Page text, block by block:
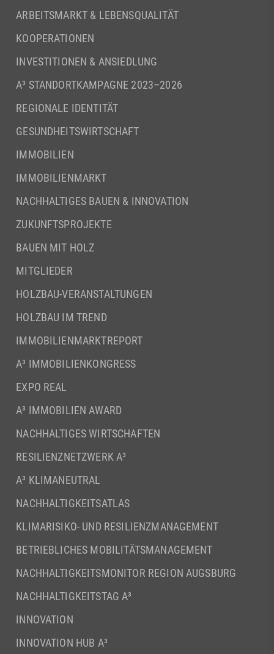
ARBEITSMARKT & LEBENSQUALITÄT
KOOPERATIONEN
INVESTITIONEN & ANSIEDLUNG
A³ STANDORTKAMPAGNE 2023–2026
REGIONALE IDENTITÄT
GESUNDHEITSWIRTSCHAFT
IMMOBILIEN
IMMOBILIENMARKT
NACHHALTIGES BAUEN & INNOVATION
ZUKUNFTSPROJEKTE
BAUEN MIT HOLZ
MITGLIEDER
HOLZBAU-VERANSTALTUNGEN
HOLZBAU IM TREND
IMMOBILIENMARKTREPORT
A³ IMMOBILIENKONGRESS
EXPO REAL
A³ IMMOBILIEN AWARD
NACHHALTIGES WIRTSCHAFTEN
RESILIENZNETZWERK A³
A³ KLIMANEUTRAL
NACHHALTIGKEITSATLAS
KLIMARISIKO- UND RESILIENZMANAGEMENT
BETRIEBLICHES MOBILITÄTSMANAGEMENT
NACHHALTIGKEITSMONITOR REGION AUGSBURG
NACHHALTIGKEITSTAG A³
INNOVATION
INNOVATION HUB A³